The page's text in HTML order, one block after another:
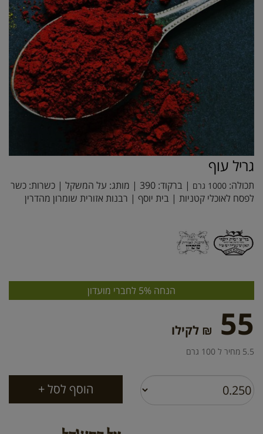
גריל עוף
תכולה: 1000 גרם | ברקוד: 390 | מותג: על המשקל | כשרות: כשר
לפסח לאוכלי קטניות | בית יוסף | רבנות אזורית שומרון מהדרין
הנחה 5% לחברי מועדון
55 ₪ לקילו
5.5 מחיר ל 100 גרם